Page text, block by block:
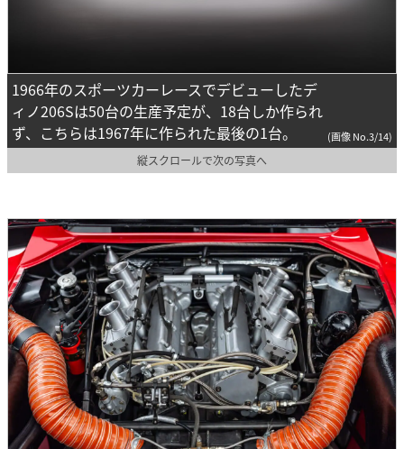
1966年のスポーツカーレースでデビューしたデ
ィノ206Sは50台の生産予定が、18台しか作られ
ず、こちらは1967年に作られた最後の1台。
(画像 No.3/14)
縦スクロールで次の写真へ